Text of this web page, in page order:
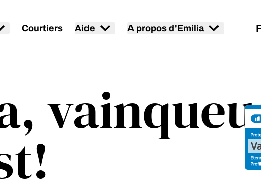
Courtiers Aide A propos d'Emilia